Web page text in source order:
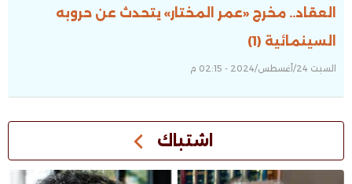
العقاد.. مخرج «عمر المختار» يتحدث عن حروبه
السينمائية (1)
السبت 24/أغسطس/2024 - 02:15 م
اشتباك